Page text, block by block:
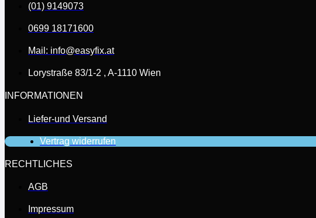
(01) 9149073
0699 18171600
Mail: info@easyfix.at
Lorystraße 83/1-2 , A-1110 Wien
INFORMATIONEN
Liefer-und Versand
Vertrag widerrufen
RECHTLICHES
AGB
Impressum